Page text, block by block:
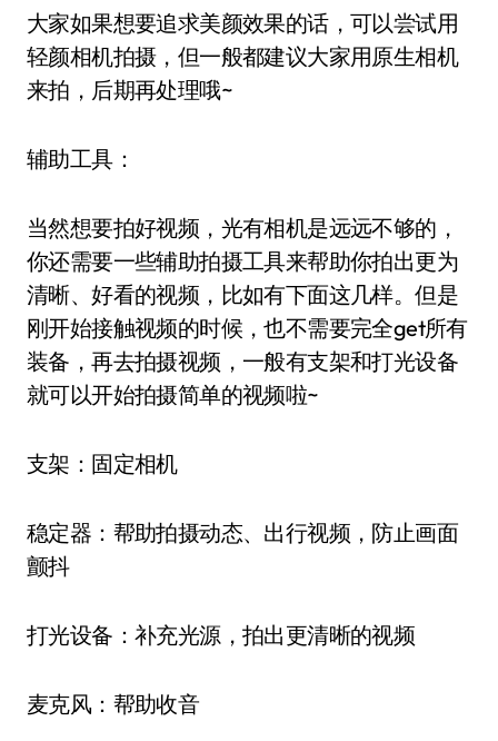
大家如果想要追求美颜效果的话，可以尝试用
轻颜相机拍摄，但一般都建议大家用原生相机
来拍，后期再处理哦~
辅助工具：
当然想要拍好视频，光有相机是远远不够的，
你还需要一些辅助拍摄工具来帮助你拍出更为
清晰、好看的视频，比如有下面这几样。但是
刚开始接触视频的时候，也不需要完全get所有
装备，再去拍摄视频，一般有支架和打光设备
就可以开始拍摄简单的视频啦~
支架：固定相机
稳定器：帮助拍摄动态、出行视频，防止画面
颤抖
打光设备：补充光源，拍出更清晰的视频
麦克风：帮助收音